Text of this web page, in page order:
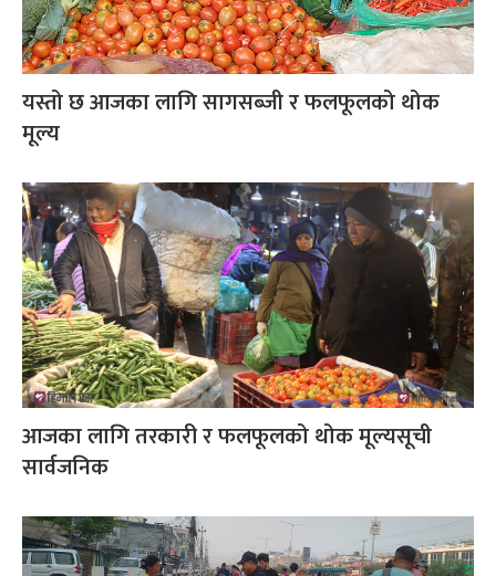
यस्तो छ आजका लागि सागसब्जी र फलफूलको थोक
मूल्य
आजका लागि तरकारी र फलफूलको थोक मूल्यसूची
सार्वजनिक